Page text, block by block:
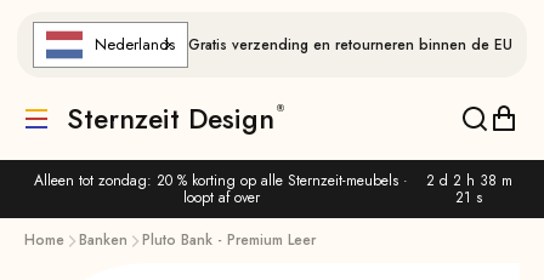
Alleen tot zondag: 20 % korting op alle Sternzeit-meubels ·
loopt af over
2 d 2 h 38 m
20 s
Nederlands Gratis verzending en retourneren binnen de EU
Vertaling ontbreekt: de.header.general.menu
Sternzeit Design
Home Banken Pluto Bank - Premium Leer